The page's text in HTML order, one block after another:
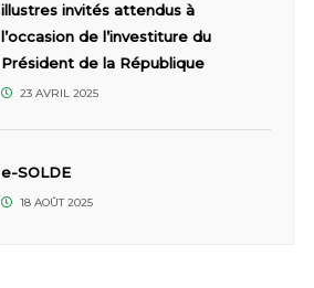
illustres invités attendus à
l’occasion de l’investiture du
Président de la République
23 AVRIL 2025
e-SOLDE
18 AOÛT 2025